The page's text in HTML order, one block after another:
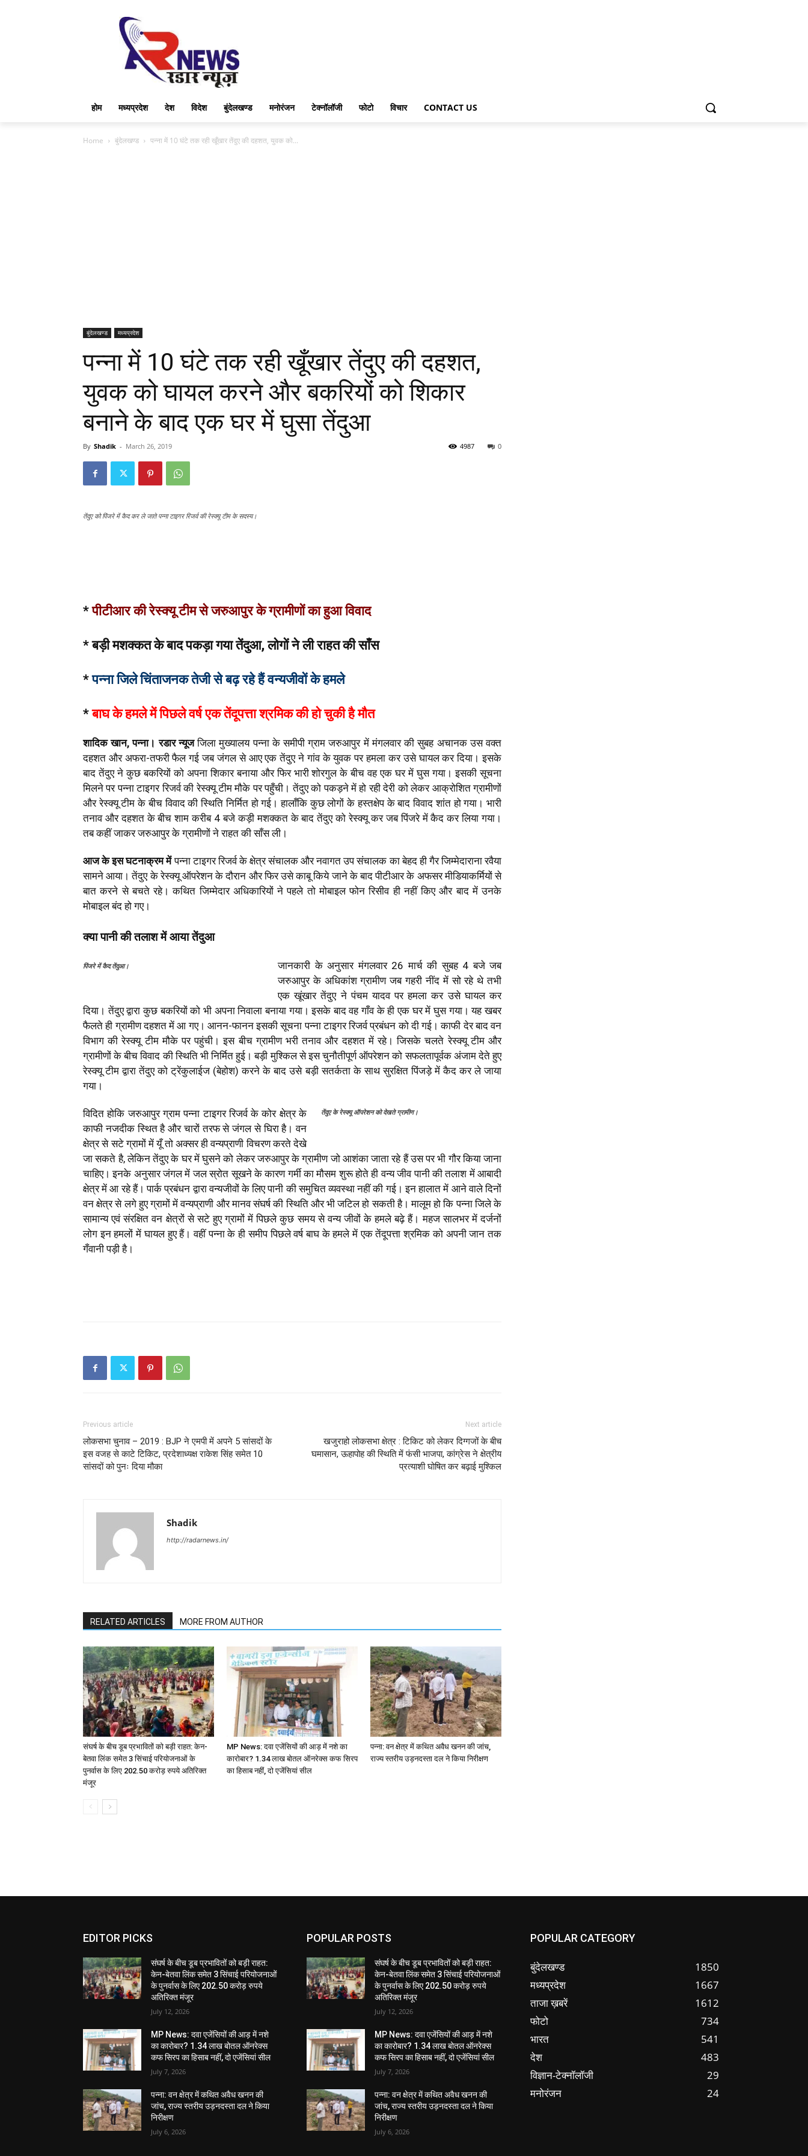
होम मध्यप्रदेश देश विदेश बुंदेलखण्ड मनोरंजन टेक्नॉलॉजी फोटो विचार CONTACT US
Home बुंदेलखण्ड पन्ना में 10 घंटे तक रही खूँखार तेंदुए की दहशत, युवक को...
बुंदेलखण्ड मध्यप्रदेश
पन्ना में 10 घंटे तक रही खूँखार तेंदुए की दहशत,
युवक को घायल करने और बकरियों को शिकार
बनाने के बाद एक घर में घुसा तेंदुआ
By Shadik - March 26, 2019 0
4987
तेंदुए को पिंजरे में कैद कर ले जाते पन्ना टाइगर रिजर्व की रेस्क्यू टीम के सदस्य।
*पीटीआर की रेस्क्यू टीम से जरुआपुर के ग्रामीणों का हुआ विवाद
* बड़ी मशक्कत के बाद पकड़ा गया तेंदुआ, लोगों ने ली राहत की साँस
*पन्ना जिले चिंताजनक तेजी से बढ़ रहे हैं वन्यजीवों के हमले
*बाघ के हमले में पिछले वर्ष एक तेंदूपत्ता श्रमिक की हो चुकी है मौत
शादिक खान, पन्ना। रडार न्यूजजिला मुख्यालय पन्ना के समीपी ग्राम जरुआपुर में मंगलवार की सुबह अचानक उस वक्त
दहशत और अफरा-तफरी फैल गई जब जंगल से आए एक तेंदुए ने गांव के युवक पर हमला कर उसे घायल कर दिया। इसके
बाद तेंदुए ने कुछ बकरियों को अपना शिकार बनाया और फिर भारी शोरगुल के बीच वह एक घर में घुस गया। इसकी सूचना
मिलने पर पन्ना टाइगर रिजर्व की रेस्क्यू टीम मौके पर पहुँची। तेंदुए को पकड़ने में हो रही देरी को लेकर आक्रोशित ग्रामीणों
और रेस्क्यू टीम के बीच विवाद की स्थिति निर्मित हो गई। हालाँकि कुछ लोगों के हस्तक्षेप के बाद विवाद शांत हो गया। भारी
तनाव और दहशत के बीच शाम करीब 4 बजे कड़ी मशक्कत के बाद तेंदुए को रेस्क्यू कर जब पिंजरे में कैद कर लिया गया।
तब कहीं जाकर जरुआपुर के ग्रामीणों ने राहत की साँस ली।
आज के इस घटनाक्रम मेंपन्ना टाइगर रिजर्व के क्षेत्र संचालक और नवागत उप संचालक का बेहद ही गैर जिम्मेदाराना रवैया
सामने आया। तेंदुए के रेस्क्यू ऑपरेशन के दौरान और फिर उसे काबू किये जाने के बाद पीटीआर के अफसर मीडियाकर्मियों से
बात करने से बचते रहे। कथित जिम्मेदार अधिकारियों ने पहले तो मोबाइल फोन रिसीव ही नहीं किए और बाद में उनके
मोबाइल बंद हो गए।
क्या पानी की तलाश में आया तेंदुआ
पिंजरे में कैद तेंदुआ।
जानकारी के अनुसार मंगलवार 26 मार्च की सुबह 4 बजे जब
जरुआपुर के अधिकांश ग्रामीण जब गहरी नींद में सो रहे थे तभी
एक खूंखार तेंदुए ने पंचम यादव पर हमला कर उसे घायल कर
दिया। तेंदुए द्वारा कुछ बकरियों को भी अपना निवाला बनाया गया। इसके बाद वह गाँव के ही एक घर में घुस गया। यह खबर
फैलते ही ग्रामीण दहशत में आ गए। आनन-फानन इसकी सूचना पन्ना टाइगर रिजर्व प्रबंधन को दी गई। काफी देर बाद वन
विभाग की रेस्क्यू टीम मौके पर पहुंची। इस बीच ग्रामीण भरी तनाव और दहशत में रहे। जिसके चलते रेस्क्यू टीम और
ग्रामीणों के बीच विवाद की स्थिति भी निर्मित हुई। बड़ी मुश्किल से इस चुनौतीपूर्ण ऑपरेशन को सफलतापूर्वक अंजाम देते हुए
रेस्क्यू टीम द्वारा तेंदुए को ट्रेंकुलाईज (बेहोश) करने के बाद उसे बड़ी सतर्कता के साथ सुरक्षित पिंजड़े में कैद कर ले जाया
गया।
तेंदुए के रेस्क्यू ऑपरेशन को देखते ग्रामीण।
विदित होकि जरुआपुर ग्राम पन्ना टाइगर रिजर्व के कोर क्षेत्र के
काफी नजदीक स्थित है और चारों तरफ से जंगल से घिरा है। वन
क्षेत्र से सटे ग्रामों में यूँ तो अक्सर ही वन्यप्राणी विचरण करते देखे
जा सकते है, लेकिन तेंदुए के घर में घुसने को लेकर जरुआपुर के ग्रामीण जो आशंका जाता रहे हैं उस पर भी गौर किया जाना
चाहिए। इनके अनुसार जंगल में जल स्रोत सूखने के कारण गर्मी का मौसम शुरू होते ही वन्य जीव पानी की तलाश में आबादी
क्षेत्र में आ रहे हैं। पार्क प्रबंधन द्वारा वन्यजीवों के लिए पानी की समुचित व्यवस्था नहीं की गई। इन हालात में आने वाले दिनों
वन क्षेत्र से लगे हुए ग्रामों में वन्यप्राणी और मानव संघर्ष की स्थिति और भी जटिल हो सकती है। मालूम हो कि पन्ना जिले के
सामान्य एवं संरक्षित वन क्षेत्रों से सटे हुए ग्रामों में पिछले कुछ समय से वन्य जीवों के हमले बढ़े हैं। महज सालभर में दर्जनों
लोग इन हमलों में घायल हुए हैं। वहीं पन्ना के ही समीप पिछले वर्ष बाघ के हमले में एक तेंदूपत्ता श्रमिक को अपनी जान तक
गँवानी पड़ी है।
Previous article
लोकसभा चुनाव – 2019 : BJP ने एमपी में अपने 5 सांसदों के
इस वजह से काटे टिकिट, प्रदेशाध्यक्ष राकेश सिंह समेत 10
सांसदों को पुनः दिया मौका
Next article
खजुराहो लोकसभा क्षेत्र : टिकिट को लेकर दिग्गजों के बीच
घमासान, ऊहापोह की स्थिति में फंसी भाजपा, कांग्रेस ने क्षेत्रीय
प्रत्याशी घोषित कर बढ़ाई मुश्किल
Shadik
http://radarnews.in/
RELATED ARTICLES MORE FROM AUTHOR
संघर्ष के बीच डूब प्रभावितों को बड़ी राहत: केन-
बेतवा लिंक समेत 3 सिंचाई परियोजनाओं के
पुनर्वास के लिए 202.50 करोड़ रुपये अतिरिक्त
मंजूर
MP News: दवा एजेंसियों की आड़ में नशे का
कारोबार? 1.34 लाख बोतल ऑनरेक्स कफ सिरप
का हिसाब नहीं, दो एजेंसियां सील
पन्ना: वन क्षेत्र में कथित अवैध खनन की जांच,
राज्य स्तरीय उड़नदस्ता दल ने किया निरीक्षण
EDITOR PICKS
संघर्ष के बीच डूब प्रभावितों को बड़ी राहत:
केन-बेतवा लिंक समेत 3 सिंचाई परियोजनाओं
के पुनर्वास के लिए 202.50 करोड़ रुपये
अतिरिक्त मंजूर
July 12, 2026
MP News: दवा एजेंसियों की आड़ में नशे
का कारोबार? 1.34 लाख बोतल ऑनरेक्स
कफ सिरप का हिसाब नहीं, दो एजेंसियां सील
July 7, 2026
पन्ना: वन क्षेत्र में कथित अवैध खनन की
जांच, राज्य स्तरीय उड़नदस्ता दल ने किया
निरीक्षण
July 6, 2026
POPULAR POSTS
संघर्ष के बीच डूब प्रभावितों को बड़ी राहत:
केन-बेतवा लिंक समेत 3 सिंचाई परियोजनाओं
के पुनर्वास के लिए 202.50 करोड़ रुपये
अतिरिक्त मंजूर
July 12, 2026
MP News: दवा एजेंसियों की आड़ में नशे
का कारोबार? 1.34 लाख बोतल ऑनरेक्स
कफ सिरप का हिसाब नहीं, दो एजेंसियां सील
July 7, 2026
पन्ना: वन क्षेत्र में कथित अवैध खनन की
जांच, राज्य स्तरीय उड़नदस्ता दल ने किया
निरीक्षण
July 6, 2026
POPULAR CATEGORY
बुंदेलखण्ड
1850
मध्यप्रदेश
1667
ताजा ख़बरें
1612
फोटो
734
भारत
541
देश
483
विज्ञान-टेक्नॉलॉजी
29
मनोरंजन
24